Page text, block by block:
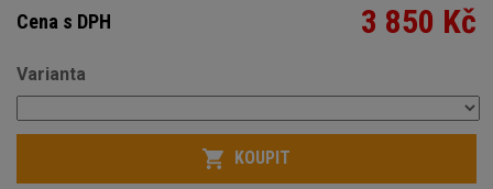
Cena s DPH 3 850 Kč
Počet
Varianta
KOUPIT